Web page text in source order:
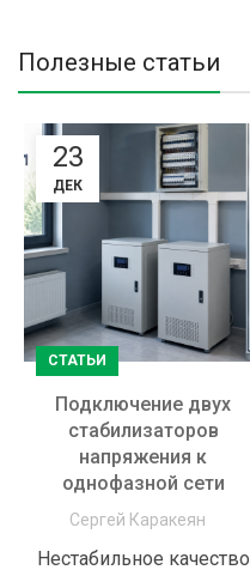
Полезные статьи
23
ДЕК
СТАТЬИ
Подключение двух
стабилизаторов
напряжения к
однофазной сети
Сергей Каракеян
Нестабильное качество